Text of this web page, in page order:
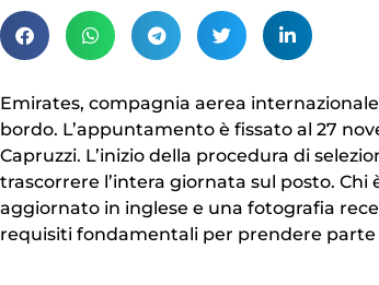
Emirates, compagnia aerea
bordo. L’appuntamento è fissato al 27
Capruzzi. L’inizio della procedura di
trascorrere l’intera giornata sul posto.
aggiornato in inglese e una fotografia
requisiti fondamentali per prendere parte